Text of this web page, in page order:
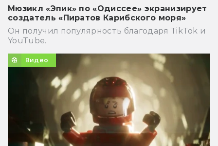
Мюзикл «Эпик» по «Одиссее» экранизирует
создатель «Пиратов Карибского моря»
Он получил популярность благодаря TikTok и
YouTube.
Видео